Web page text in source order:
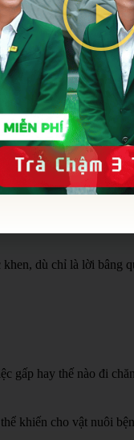
Khách tham quan
trêu ghẹo dưới bất
người mất. Theo
mất, đặc biệt là
dù chỉ là lời
gấp hay thế nào đi
khiến cho vật nuôi